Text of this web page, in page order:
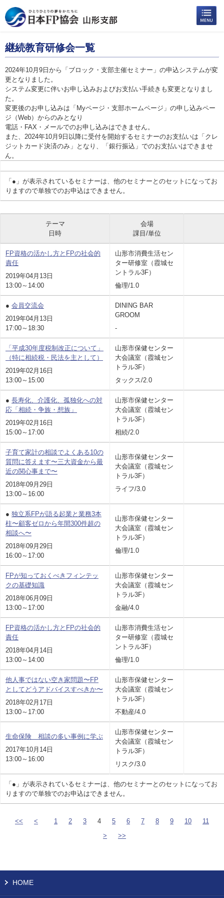
継続教育研修会一覧
2024年10月9日から「ブロック・支部主催セミナー」の申込システムが変
更となりました。
システム変更に伴いお申し込みおよびお支払い手続きも変更となりまし
た。
変更後のお申し込みは「Myページ・支部ホームページ」の申し込みペー
ジ（Web）からのみとなり
電話・FAX・メールでのお申し込みはできません。
また、2024年10月9日以降に受付を開始するセミナーのお支払いは「クレ
ジットカード決済のみ」となり、「銀行振込」でのお支払いはできませ
ん。
「●」が表示されているセミナーは、他のセミナーとのセットになってお
りますので単独でのお申込はできません。
「●」が表示されているセミナーは、他のセミナーとのセットになってお
りますので単独でのお申込はできません。
テーマ
日時
会場
課目/単位
FP資格の活かし方とFPの社会的
責任
2019年04月13日
13:00～14:00
山形市消費生活セン
ター研修室（霞城セ
ントラル3F）
倫理/1.0
● 会員交流会
2019年04月13日
17:00～18:30
DINING BAR
GROOM
-
「平成30年度税制改正について」
（特に相続税・民法を主として）
2019年02月16日
13:00～15:00
山形市保健センター
大会議室（霞城セン
トラル3F）
タックス/2.0
● 長寿化、介護化、孤独化への対
応「相続・争族・想族」
2019年02月16日
15:00～17:00
山形市保健センター
大会議室（霞城セン
トラル3F）
相続/2.0
子育て家計の相談でよくある10の
質問に答えます〜三大資金から最
近の関心事まで〜
2018年09月29日
13:00～16:00
山形市保健センター
大会議室（霞城セン
トラル3F）
ライフ/3.0
● 独立系FPが語る起業と業務3本
柱〜顧客ゼロから年間300件超の
相談へ〜
2018年09月29日
16:00～17:00
山形市保健センター
大会議室（霞城セン
トラル3F）
倫理/1.0
FPが知っておくべきフィンテッ
クの基礎知識
2018年06月09日
13:00～17:00
山形市保健センター
大会議室（霞城セン
トラル3F）
金融/4.0
FP資格の活かし方とFPの社会的
責任
2018年04月14日
13:00～14:00
山形市消費生活セン
ター研修室（霞城セ
ントラル3F）
倫理/1.0
他人事ではない空き家問題〜FP
としてどうアドバイスすべきか〜
2018年02月17日
13:00～17:00
山形市保健センター
大会議室（霞城セン
トラル3F）
不動産/4.0
生命保険 相談の多い事例に学ぶ
2017年10月14日
13:00～16:00
山形市保健センター
大会議室（霞城セン
トラル3F）
リスク/3.0
<< < 1 2 3 4 5 6 7 8 9 10
11
>
>>
HOME